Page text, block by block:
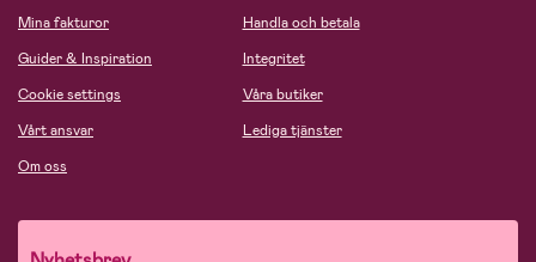
Mina fakturor
Guider & Inspiration
Cookie settings
Vårt ansvar
Om oss
Handla och betala
Integritet
Våra butiker
Lediga tjänster